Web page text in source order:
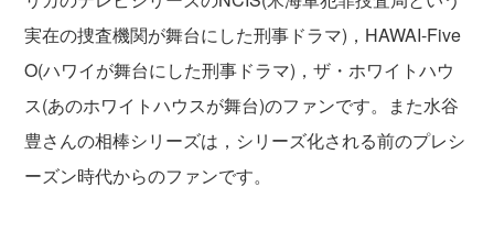
実在の捜査機関が舞台にした刑事ドラマ)，HAWAI-Five
O(ハワイが舞台にした刑事ドラマ)，ザ・ホワイトハウ
ス(あのホワイトハウスが舞台)のファンです。また水谷
豊さんの相棒シリーズは，シリーズ化される前のプレシ
ーズン時代からのファンです。